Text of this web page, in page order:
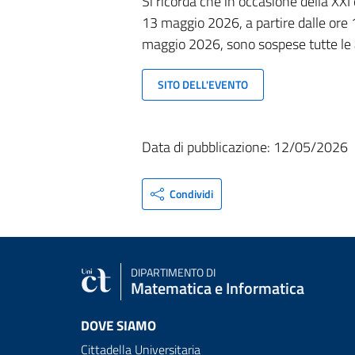
13 maggio2026, a partire dalle ore
maggio2026, sono sospese tutte
SITO DELL'EVENTO
Data di pubblicazione: 12/05/2026
Condividi
DIPARTIMENTO DI
Matematica e Informatica
DOVE SIAMO
Cittadella Universitaria